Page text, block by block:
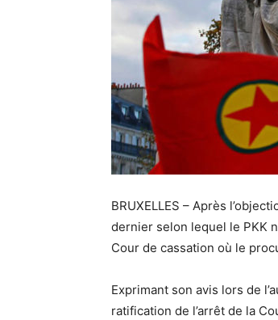
BRUXELLES – Après
dernier selon lequel le PKK
Cour de cassation où le
Exprimant son avis lors de
ratification de l’arrêt de la